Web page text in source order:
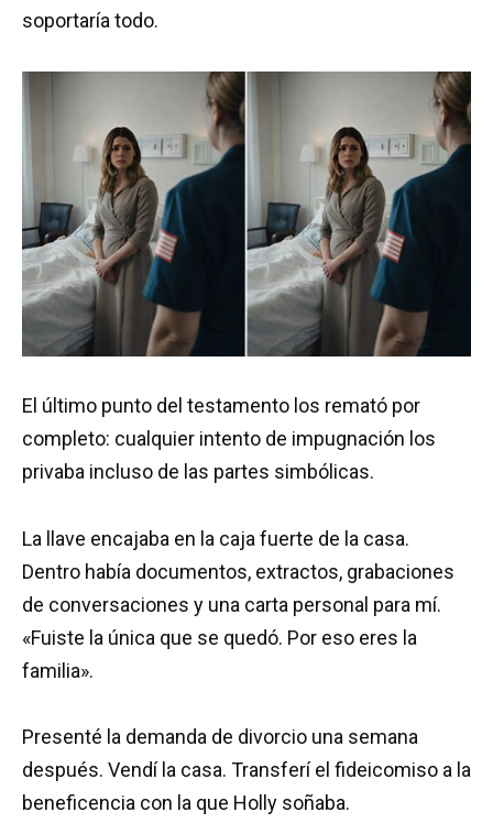
soportaría todo.
El último punto del testamento los remató por
completo: cualquier intento de impugnación los
privaba incluso de las partes simbólicas.
La llave encajaba en la caja fuerte de la casa.
Dentro había documentos, extractos, grabaciones
de conversaciones y una carta personal para mí.
«Fuiste la única que se quedó. Por eso eres la
familia».
Presenté la demanda de divorcio una semana
después. Vendí la casa. Transferí el fideicomiso a la
beneficencia con la que Holly soñaba.